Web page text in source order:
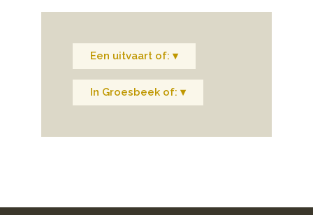
Een uitvaart of: ▾
In Groesbeek of: ▾